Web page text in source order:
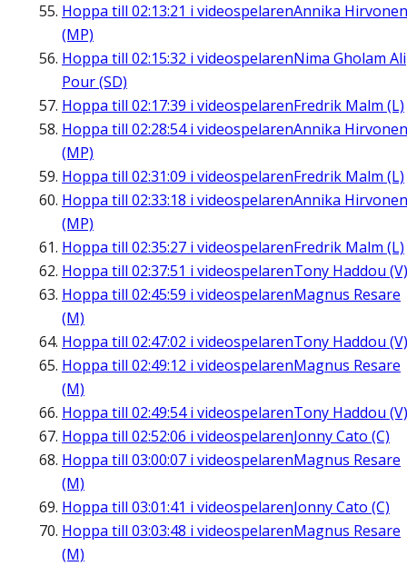
Hoppa till 02:13:21 i videospelarenAnnika Hirvonen
(MP)
Hoppa till 02:15:32 i videospelarenNima Gholam Ali
Pour (SD)
Hoppa till 02:17:39 i videospelarenFredrik Malm (L)
Hoppa till 02:28:54i videospelarenAnnika Hirvonen
(MP)
Hoppa till 02:31:09 i videospelarenFredrik Malm (L)
Hoppa till 02:33:18 i videospelarenAnnika Hirvonen
(MP)
Hoppa till 02:35:27 i videospelarenFredrik Malm (L)
Hoppa till 02:37:51 i videospelarenTony Haddou (V)
Hoppa till 02:45:59 i videospelarenMagnus Resare
(M)
Hoppa till 02:47:02 i videospelarenTony Haddou (V)
Hoppa till 02:49:12 i videospelarenMagnus Resare
(M)
Hoppa till 02:49:54i videospelarenTony Haddou (V)
Hoppa till 02:52:06 i videospelarenJonny Cato (C)
Hoppa till 03:00:07 i videospelarenMagnus Resare
(M)
Hoppa till 03:01:41 i videospelarenJonny Cato (C)
Hoppa till 03:03:48 i videospelarenMagnus Resare
(M)